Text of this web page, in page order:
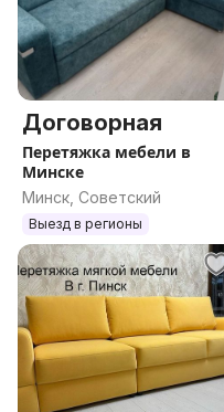
Договорная
Перетяжка мебели в
Минске
Минск, Советский
Выезд в регионы